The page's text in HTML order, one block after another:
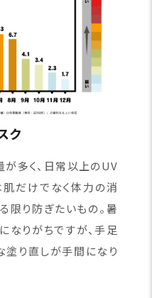
ク
多く、日常以上のUV
だけでなく体力の消
限り防ぎたいもの。暑
なりがちですが、手足
り直しが手間になり